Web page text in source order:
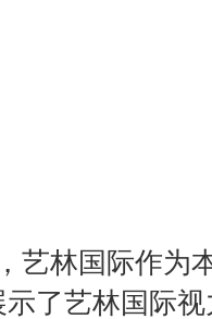
林国际作为
了艺林国际